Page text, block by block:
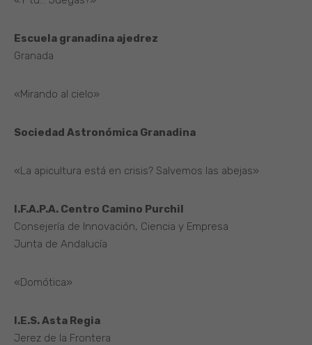
Escuela granadina ajedrez
Granada
«Mirando al cielo»
Sociedad Astronómica Granadina
«La apicultura está en crisis? Salvemos las abejas»
I.F.A.P.A. Centro Camino Purchil
Consejería de Innovación, Ciencia y Empresa
Junta de Andalucía
«Domótica»
I.E.S. Asta Regia
Jerez de la Frontera